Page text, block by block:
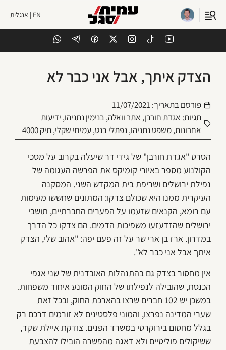
EN | אנגלית
הצדק איתך, אבל אני כבר לא
פורסם בתאריך: 11/07/2021
תגיות: אגדת חורבן, אתר וואלה,בנימין נתניהו, ידיעות
אחרונות,משפט נתניהו, נפתלי בנט,עמיחי שקלי,תיק 4000
הסרט "אגדת חורבן" של גידי דר שיעלה בקרוב על מסכי
הקולנוע מספר באיורי קומיקס את הפרשה העגומה של
נפילת ירושלים ושריפת בית המקדש השני. המסקנה
העיקרית ממנו היא שכולם צדקו: המתונים שחששו מעימות
עם רומא, הקנאים שזעמו על הפערים החברתיים, תושבי
ירושלים שהזדעזעו משפיכות הדמים. הם צדקו כל הדרך
במדרון. ארז בן ארי שר על זה פעם יפה: "אהוב שלי, הצדק
איתך אבל אני כבר לא".
אין מחסור בצדק גם בהתנהלות האובדנית של שני אגפי
הכנסת, שהובילה לנפילתו של החוק המונע איחוד משפחות.
במשכן יש 102 חברים שרצו בהארכת החוק, ובכל זאת –
שערי המדינה נפרצו, והמוני פלסטינים לא זורמים דרכם רק
בגלל מחסום בירוקרטי במשרד הפנים. צודקת איילת שקד,
ששיקולים פוליטיים ולא דאגה מהפשרה הובילו להצבעת